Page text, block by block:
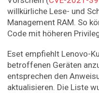
willkürliche Lese- und
Management RAM. So
Code mit höheren
Eset empfiehlt Lenovo-
betroffenen Geräten
entsprechen den
aktualisieren. Die Liste